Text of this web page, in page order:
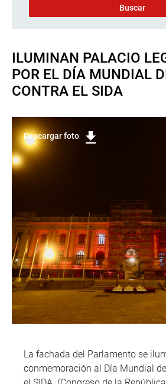
ILUMINAN PALACIO
POR EL DÍA MUNDIAL
CONTRA EL SIDA
Descargar foto
La fachada del Parlamento se
conmemoración al Día Mundial